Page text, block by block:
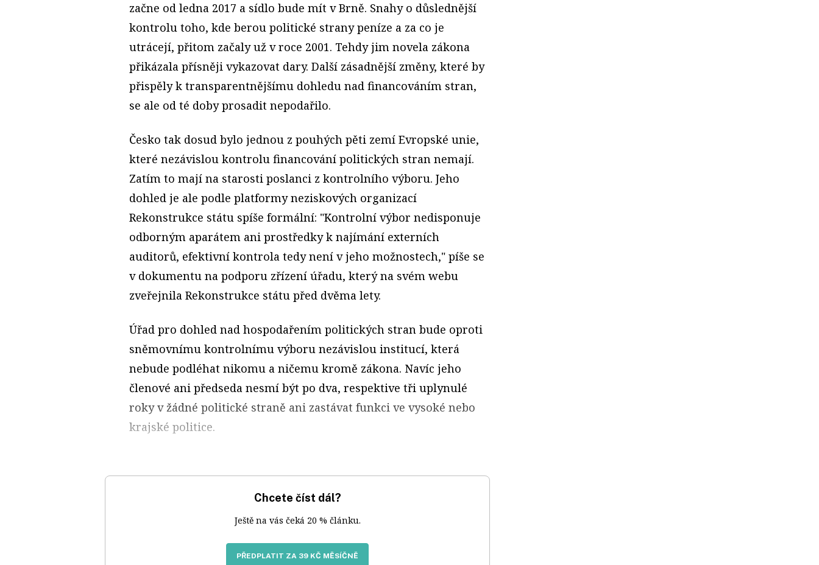
začne od ledna 2017 a sídlo bude mít v Brně. Snahy o důslednější
kontrolu toho, kde berou politické strany peníze a za co je
utrácejí, přitom začaly už v roce 2001. Tehdy jim novela zákona
přikázala přísněji vykazovat dary. Další zásadnější změny, které by
přispěly k transparentnějšímu dohledu nad financováním stran,
se ale od té doby prosadit nepodařilo.
Česko tak dosud bylo jednou z pouhých pěti zemí Evropské unie,
které nezávislou kontrolu financování politických stran nemají.
Zatím to mají na starosti poslanci z kontrolního výboru. Jeho
dohled je ale podle platformy neziskových organizací
Rekonstrukce státu spíše formální: "Kontrolní výbor nedisponuje
odborným aparátem ani prostředky k najímání externích
auditorů, efektivní kontrola tedy není v jeho možnostech," píše se
v dokumentu na podporu zřízení úřadu, který na svém webu
zveřejnila Rekonstrukce státu před dvěma lety.
Úřad pro dohled nad hospodařením politických stran bude oproti
sněmovnímu kontrolnímu výboru nezávislou institucí, která
nebude podléhat nikomu a ničemu kromě zákona. Navíc jeho
členové ani předseda nesmí být po dva, respektive tři uplynulé
roky v žádné politické straně ani zastávat funkci ve vysoké nebo
krajské politice.
Chcete číst dál?
Ještě na vás čeká 20 % článku.
PŘEDPLATIT ZA 39 KČ MĚSÍČNĚ